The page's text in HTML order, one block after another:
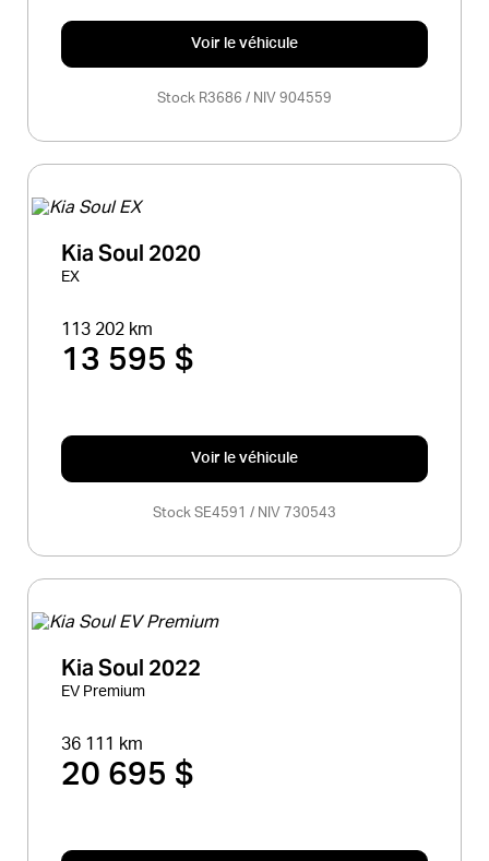
Voir le véhicule
Stock R3686 / NIV 904559
Kia Soul 2020
EX
113 202 km
13 595 $
Voir le véhicule
Stock SE4591 / NIV 730543
Kia Soul 2022
EV Premium
36 111 km
20 695 $